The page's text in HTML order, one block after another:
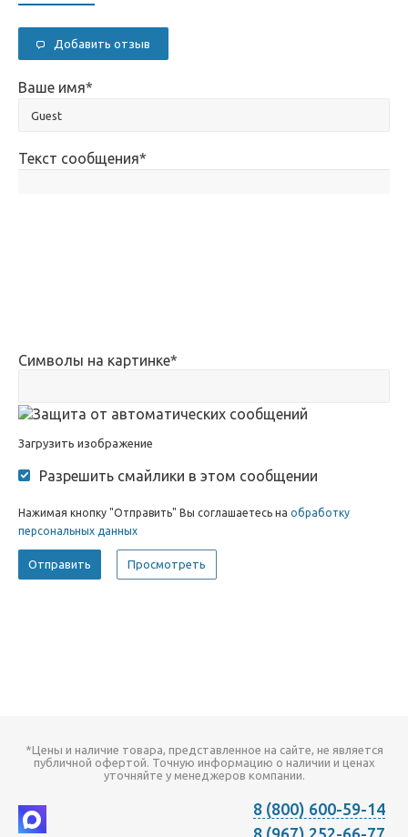
Добавить отзыв
Ваше имя*
Текст сообщения*
Символы на картинке*
Загрузить изображение
Разрешить смайлики в этом сообщении
Нажимая кнопку "Отправить" Вы соглашаетесь на обработку
персональных данных
*Цены и наличие товара, представленное на сайте, не является
публичной офертой. Точную информацию о наличии и ценах
уточняйте у менеджеров компании.
8 (800) 600-59-14
8 (967) 252-66-77